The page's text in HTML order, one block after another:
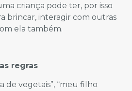
criança pode ter, por isso
brincar, interagir com outras
ela também.
regras
de vegetais”, “meu filho